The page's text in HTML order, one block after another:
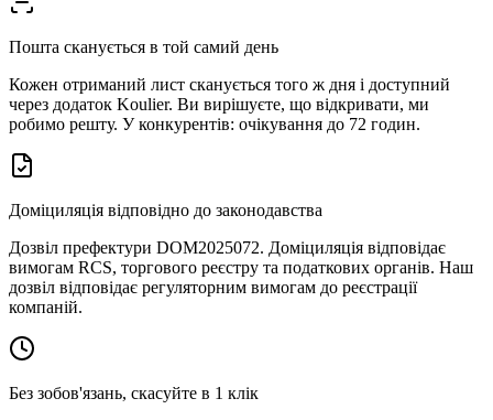
Пошта сканується в той самий день
Кожен отриманий лист сканується того ж дня і доступний
через додаток Koulier. Ви вирішуєте, що відкривати, ми
робимо решту. У конкурентів: очікування до 72 годин.
Доміциляція відповідно до законодавства
Дозвіл префектури DOM2025072. Доміциляція відповідає
вимогам RCS, торгового реєстру та податкових органів. Наш
дозвіл відповідає регуляторним вимогам до реєстрації
компаній.
Без зобов'язань, скасуйте в 1 клік